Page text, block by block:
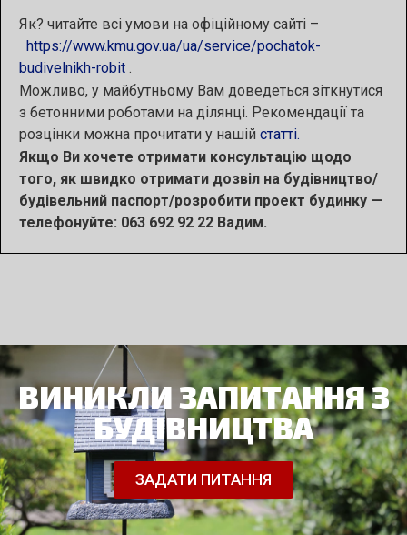
Як? читайте всі умови на офіційному сайті –
https://www.kmu.gov.ua/ua/service/pochatok-
budivelnikh-robit .
Можливо, у майбутньому Вам доведеться зіткнутися
з бетонними роботами на ділянці. Рекомендації та
розцінки можна прочитати у нашій статті.
Якщо Ви хочете отримати консультацію щодо
того, як швидко отримати дозвіл на будівництво/
будівельний паспорт/розробити проект будинку —
телефонуйте: 063 692 92 22 Вадим.
ВИНИКЛИ ЗАПИТАННЯ З
БУДІВНИЦТВА
ЗАДАТИ ПИТАННЯ